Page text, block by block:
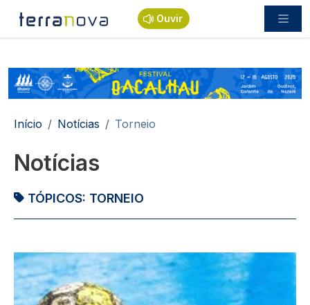
Passar para o conteúdo principal
Ouvir
Navegação estrutural
Início Notícias Torneio
Notícias
TÓPICOS: TORNEIO
Imagem